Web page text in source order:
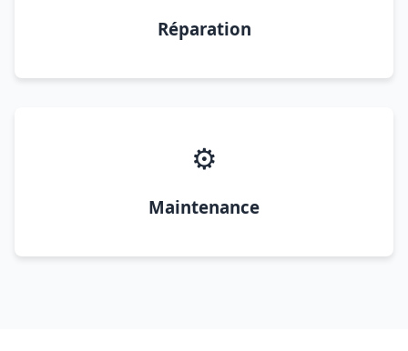
Réparation
⚙️
Maintenance